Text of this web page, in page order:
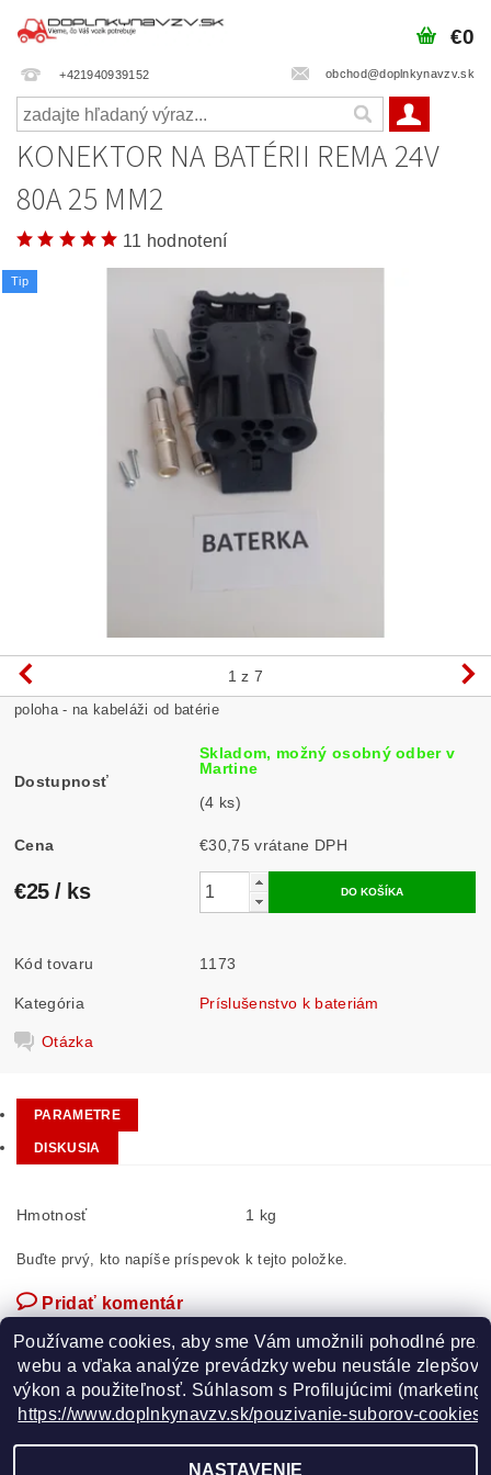
+421940939152 obchod@doplnkynavzv.sk
€0
KONEKTOR NA BATÉRII REMA 24V
80A 25 MM2
11 hodnotení
Tip
1 z 7
poloha - na kabeláži od batérie
Dostupnosť
Skladom, možný osobný odber v
Martine
(4 ks)
Cena €30,75 vrátane DPH
€25/ ks
Kód tovaru 1173
Kategória Príslušenstvo k bateriám
Otázka
PARAMETRE
DISKUSIA
Hmotnosť 1 kg
Buďte prvý, kto napíše príspevok k tejto položke.
Pridať komentár
GOOGLE
Používame cookies, aby sme Vám umožnili pohodlné
webu a vďaka analýze prevádzky webu neustále
výkon a použiteľnosť. Súhlasom s Profilujúcimi
https://www.doplnkynavzv.sk/pouzivanie-suborov-cookies/
NASTAVENIE